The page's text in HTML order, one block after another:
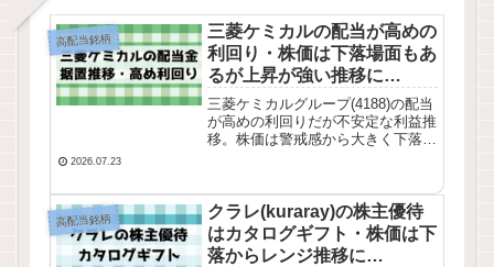
高配当銘柄
三菱ケミカルの配当が高めの
利回り・株価は下落場面もあ
るが上昇が強い推移に
【4188】
三菱ケミカルグループ(4188)の配当
が高めの利回りだが不安定な利益推
移。株価は警戒感から大きく下落場
を確認してみました。
2026.07.23
高配当銘柄
クラレ(kuraray)の株主優待
はカタログギフト・株価は下
落からレンジ推移に